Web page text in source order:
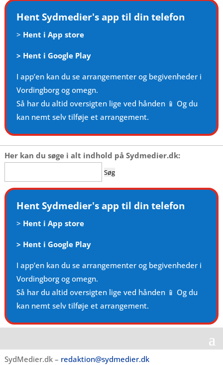
Hent Sydmedier's app til din telefon
> Hent i App store
> Hent i Google Play
I app’en kan du se arrangementer og begivenheder i
Vordingborg og omegn.
Så har du altid oversigten lige ved hånden 📱 Og du
kan nemt selv tilføje et arrangement.
Her kan du søge i alt indhold på Sydmedier.dk:
efter:
Hent Sydmedier's app til din telefon
> Hent i App store
> Hent i Google Play
I app’en kan du se arrangementer og begivenheder i
Vordingborg og omegn.
Så har du altid oversigten lige ved hånden 📱 Og du
kan nemt selv tilføje et arrangement.
SydMedier.dk – redaktion@sydmedier.dk